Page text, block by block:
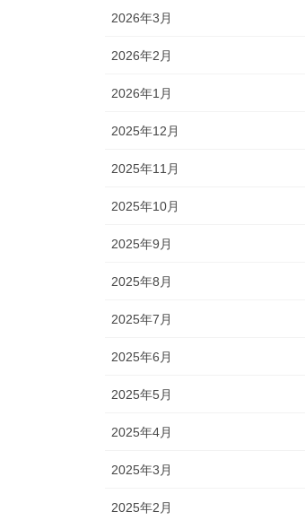
2026年3月
2026年2月
2026年1月
2025年12月
2025年11月
2025年10月
2025年9月
2025年8月
2025年7月
2025年6月
2025年5月
2025年4月
2025年3月
2025年2月